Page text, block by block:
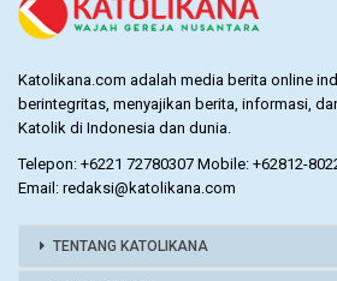
Katolikana.com adalah media berita online
berintegritas, menyajikan berita, informasi,
Katolik di Indonesia dan dunia.
Telepon: +6221 72780307 Mobile: +62812-
Email: redaksi@katolikana.com
TENTANG KATOLIKANA